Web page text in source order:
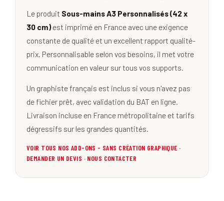
Le produit Sous-mains A3 Personnalisés (42 x
30 cm)est imprimé en France avec une exigence
constante de qualité et un excellent rapport qualité-
prix. Personnalisable selon vos besoins, il met votre
communication en valeur sur tous vos supports.
Un graphiste français est inclus si vous n'avez pas
de fichier prêt, avec validation du BAT en ligne.
Livraison incluse en France métropolitaine et tarifs
dégressifs sur les grandes quantités.
VOIR TOUS NOS ADD-ONS - SANS CRÉATION GRAPHIQUE ·
DEMANDER UN DEVIS · NOUS CONTACTER